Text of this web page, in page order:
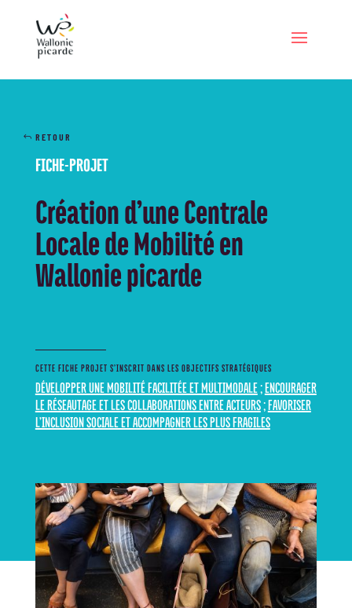
RETOUR
FICHE-PROJET
Création d’une Centrale
Locale de Mobilité en
Wallonie picarde
CETTE FICHE PROJET S’INSCRIT DANS LES OBJECTIFS STRATÉGIQUES
DÉVELOPPER UNE MOBILITÉ FACILITÉE ET MULTIMODALE;ENCOURAGER
LE RÉSEAUTAGE ET LES COLLABORATIONS ENTRE ACTEURS;FAVORISER
L’INCLUSION SOCIALE ET ACCOMPAGNER LES PLUS FRAGILES